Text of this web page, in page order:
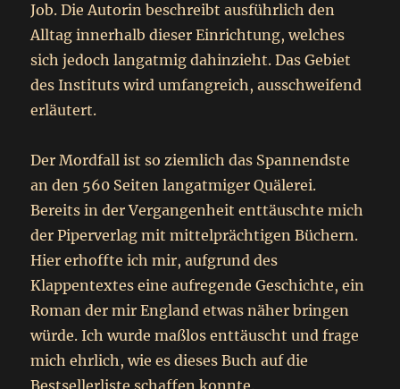
Job. Die Autorin beschreibt ausführlich den
Alltag innerhalb dieser Einrichtung, welches
sich jedoch langatmig dahinzieht. Das Gebiet
des Instituts wird umfangreich, ausschweifend
erläutert.
Der Mordfall ist so ziemlich das Spannendste
an den 560 Seiten langatmiger Quälerei.
Bereits in der Vergangenheit enttäuschte mich
der Piperverlag mit mittelprächtigen Büchern.
Hier erhoffte ich mir, aufgrund des
Klappentextes eine aufregende Geschichte, ein
Roman der mir England etwas näher bringen
würde. Ich wurde maßlos enttäuscht und frage
mich ehrlich, wie es dieses Buch auf die